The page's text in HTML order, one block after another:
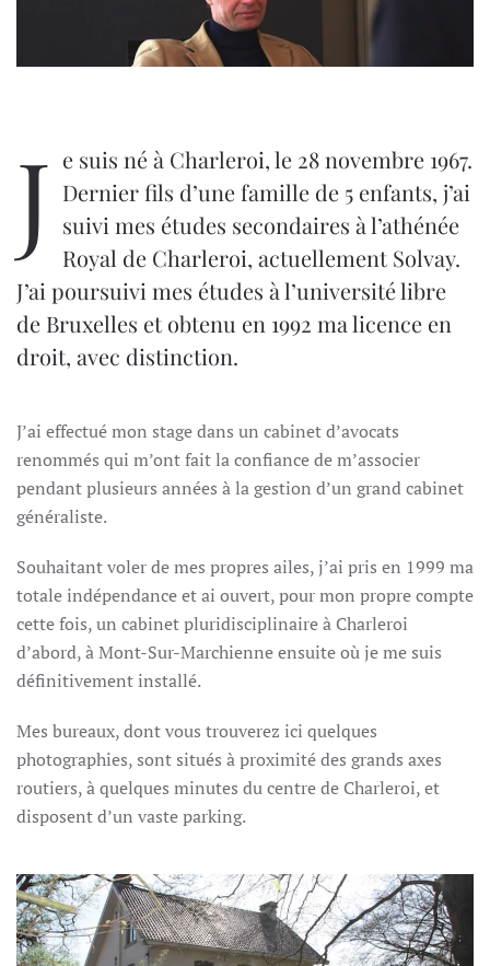
J e suis né à Charleroi, le 28 novembre 1967.
Dernier fils d’une famille de 5 enfants, j’ai
suivi mes études secondaires à l’athénée
Royal de Charleroi, actuellement Solvay.
J’ai poursuivi mes études à l’université libre
de Bruxelles et obtenu en 1992 ma licence en
droit, avec distinction.
J’ai effectué mon stage dans un cabinet d’avocats
renommés qui m’ont fait la confiance de m’associer
pendant plusieurs années à la gestion d’un grand cabinet
généraliste.
Souhaitant voler de mes propres ailes, j’ai pris en 1999 ma
totale indépendance et ai ouvert, pour mon propre compte
cette fois, un cabinet pluridisciplinaire à Charleroi
d’abord, à Mont-Sur-Marchienne ensuite où je me suis
définitivement installé.
Mes bureaux, dont vous trouverez ici quelques
photographies, sont situés à proximité des grands axes
routiers, à quelques minutes du centre de Charleroi, et
disposent d’un vaste parking.